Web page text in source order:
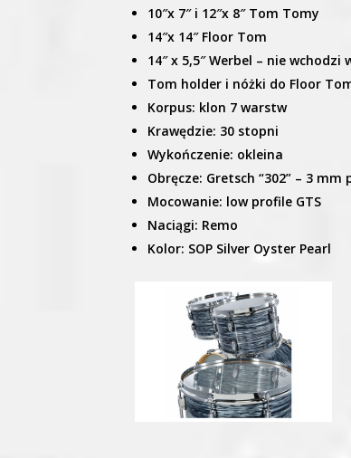
10″x 7″ i 12″x 8″ Tom Tomy
14″x 14″ Floor Tom
14″ x 5,5″ Werbel – nie wchodzi
Tom holder i nóżki do Floor
Korpus: klon 7 warstw
Krawędzie: 30 stopni
Wykończenie: okleina
Obręcze: Gretsch “302” – 3
Mocowanie: low profile GTS
Naciągi: Remo
Kolor: SOP Silver Oyster Pearl